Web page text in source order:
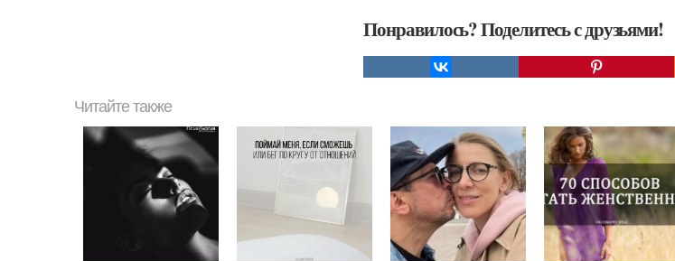
Понравилось? Поделитесь с друзьями!
Читайте также